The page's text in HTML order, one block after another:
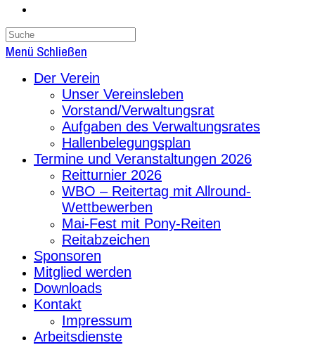
Search
this
website
Menü Schließen
Der Verein
Unser Vereinsleben
Vorstand/Verwaltungsrat
Aufgaben des Verwaltungsrates
Hallenbelegungsplan
Termine und Veranstaltungen 2026
Reitturnier 2026
WBO – Reitertag mit Allround-
Wettbewerben
Mai-Fest mit Pony-Reiten
Reitabzeichen
Sponsoren
Mitglied werden
Downloads
Kontakt
Impressum
Arbeitsdienste